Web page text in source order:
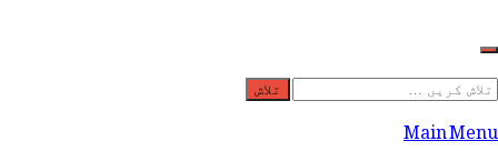
تلاش
کریں
Main Menu